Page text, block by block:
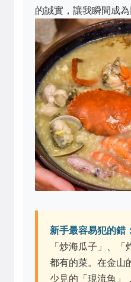
的誠實，讓我瞬間成為
新手最容易犯的錯：
「炒海瓜子」、
都有的菜。在金山
少見的「現流魚」